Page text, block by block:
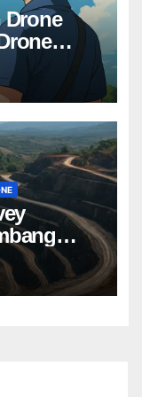
Drone
Akurat